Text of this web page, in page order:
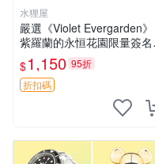
水狸屋
嚴選《Violet Evergarden》
紫羅蘭的永恒花園限量簽名
卡，3寸帶原裝卡磚 日本中古
收藏推薦 薇爾莉特 曜佳奈 筆
記本
$1,150 95折
折扣碼